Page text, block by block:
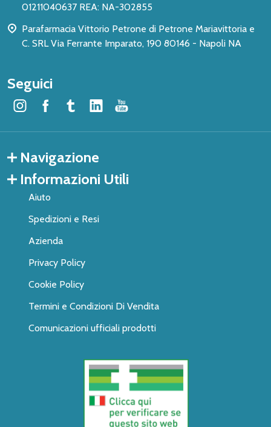
01211040637 REA: NA-302855
Parafarmacia Vittorio Petrone di Petrone Mariavittoria e
C. SRL Via Ferrante Imparato, 190 80146 - Napoli NA
Seguici
Navigazione
Informazioni Utili
Aiuto
Spedizioni e Resi
Azienda
Privacy Policy
Cookie Policy
Termini e Condizioni Di Vendita
Comunicazioni ufficiali prodotti